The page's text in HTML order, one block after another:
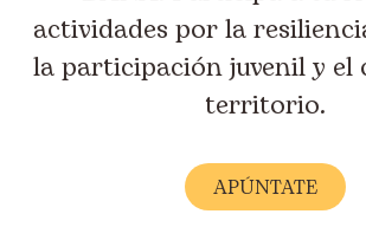
actividades por la
la participación juvenil y el
territorio.
APÚNTATE